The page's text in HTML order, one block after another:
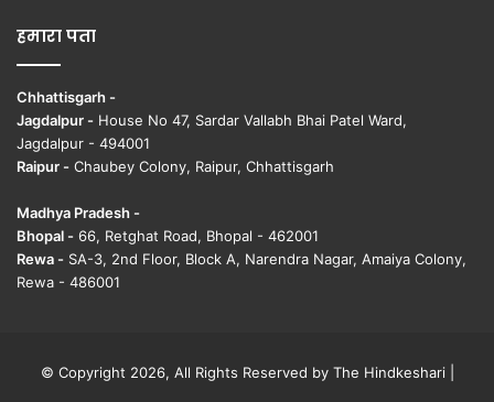
हमारा पता
Chhattisgarh -
Jagdalpur - House No 47, Sardar Vallabh Bhai Patel Ward,
Jagdalpur - 494001
Raipur - Chaubey Colony, Raipur, Chhattisgarh
Madhya Pradesh -
Bhopal - 66, Retghat Road, Bhopal - 462001
Rewa - SA-3, 2nd Floor, Block A, Narendra Nagar, Amaiya Colony,
Rewa - 486001
© Copyright 2026, All Rights Reserved by The Hindkeshari |